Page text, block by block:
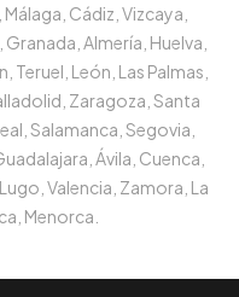
Cádiz, Vizcaya,
Almería, Huelva,
León, Las Palmas,
Zaragoza, Santa
Salamanca, Segovia,
Ávila, Cuenca,
Valencia, Zamora, La
Menorca.